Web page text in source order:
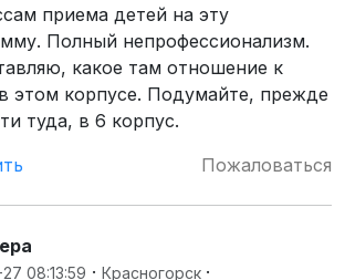
приема детей на эту
Полный непрофессионализм.
какое там отношение к
этом корпусе. Подумайте, прежде
туда, в 6 корпус.
Пожаловаться
08:13:59 · Красногорск ·